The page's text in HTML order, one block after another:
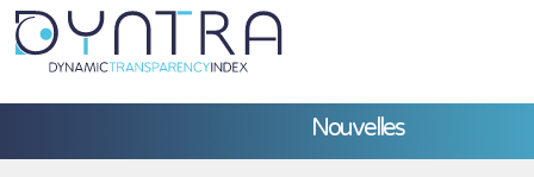
Nouvelles